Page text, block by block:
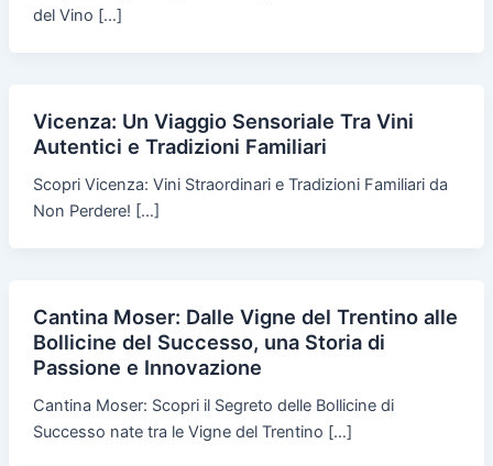
del Vino […]
Vicenza: Un Viaggio Sensoriale Tra Vini
Autentici e Tradizioni Familiari
Scopri Vicenza: Vini Straordinari e Tradizioni Familiari da
Non Perdere! […]
Cantina Moser: Dalle Vigne del Trentino alle
Bollicine del Successo, una Storia di
Passione e Innovazione
Cantina Moser: Scopri il Segreto delle Bollicine di
Successo nate tra le Vigne del Trentino […]